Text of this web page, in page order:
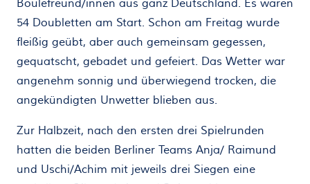
Boulefreund/innen aus ganz Deutschland. Es waren
54 Doubletten am Start. Schon am Freitag wurde
fleißig geübt, aber auch gemeinsam gegessen,
gequatscht, gebadet und gefeiert. Das Wetter war
angenehm sonnig und überwiegend trocken, die
angekündigten Unwetter blieben aus.
Zur Halbzeit, nach den ersten drei Spielrunden
hatten die beiden Berliner Teams Anja/ Raimund
und Uschi/Achim mit jeweils drei Siegen eine